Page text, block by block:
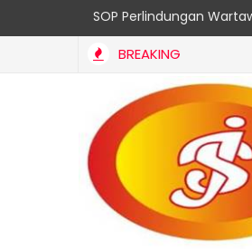
SOP Perlindungan
BREAKING
TKD di Dinas BMCKTR Sumbar